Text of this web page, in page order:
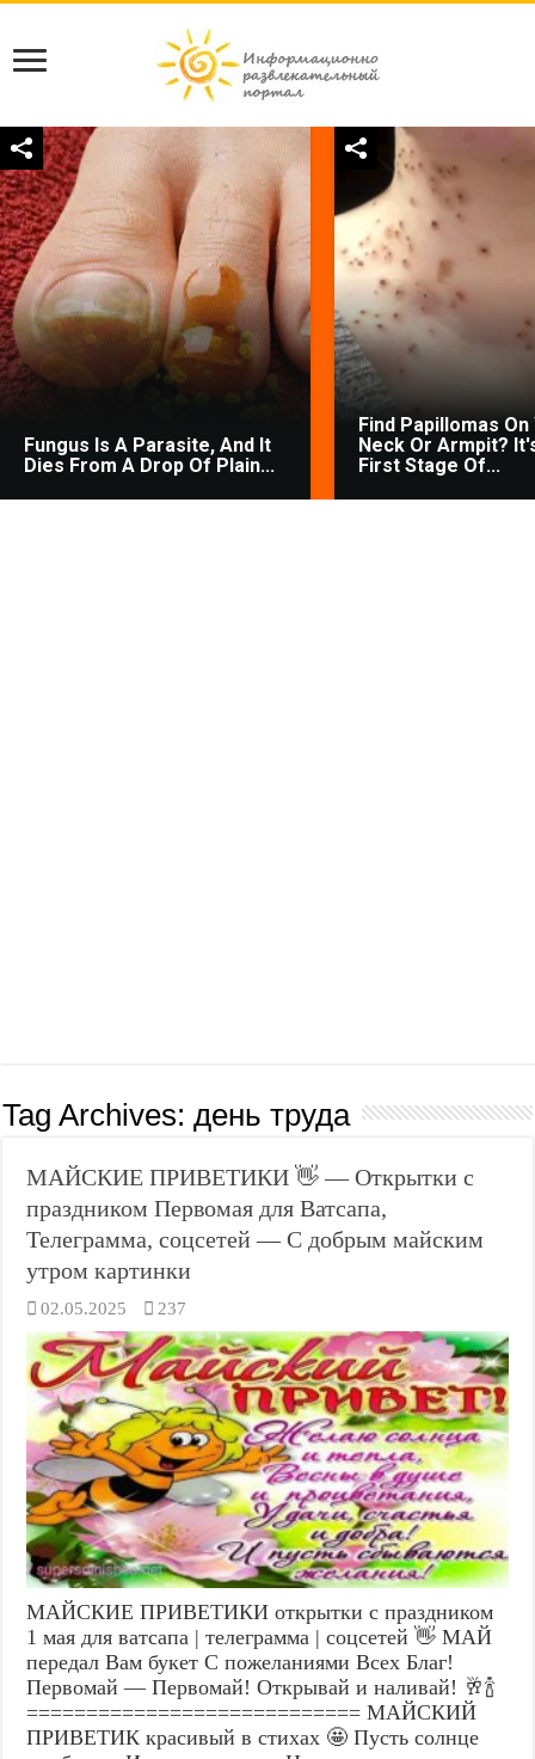
Fungus Is A Parasite, And It
Dies From A Drop Of Plain...
Find Papillomas On
Neck Or Armpit?
First Stage Of...
Tag Archives:день труда
МАЙСКИЕ ПРИВЕТИКИ 👋 — Открытки с
праздником Первомая для Ватсапа,
Телеграмма, соцсетей — С добрым майским
утром картинки
02.05.2025 237
МАЙСКИЕ ПРИВЕТИКИ открытки с праздником
1 мая для ватсапа | телеграмма | соцсетей 👋 МАЙ
передал Вам букет С пожеланиями Всех Благ!
Первомай — Первомай! Открывай и наливай! 🥂🍾
============================ МАЙСКИЙ
ПРИВЕТИК красивый в стихах 🤩 Пусть солнце